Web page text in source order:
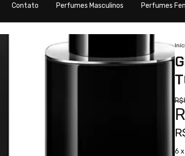
Contato Perfumes Masculinos Perfumes
6